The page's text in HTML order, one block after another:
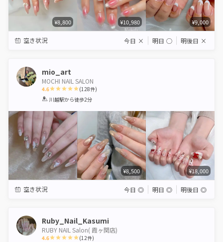
¥8,800 ¥10,980 ¥9,000
空き状況 今日 × 明日 ◯ 明後日 ×
mio_art
MOCHI NAIL SALON
4.6
1 2 3 4 5
(128件)
川越駅から徒歩2分
¥8,500 ¥18,000
空き状況 今日 ◎ 明日 ◎ 明後日 ◎
Ruby_Nail_Kasumi
RUBY NAIL Salon( 霞ヶ関店)
4.6 (12件)